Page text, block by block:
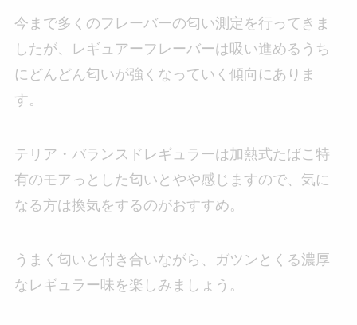
今まで多くのフレーバーの匂い測定を行ってきま
したが、レギュアーフレーバーは吸い進めるうち
にどんどん匂いが強くなっていく傾向にありま
す。
テリア・バランスドレギュラーは加熱式たばこ特
有のモアっとした匂いとやや感じますので、気に
なる方は換気をするのがおすすめ。
うまく匂いと付き合いながら、ガツンとくる濃厚
なレギュラー味を楽しみましょう。